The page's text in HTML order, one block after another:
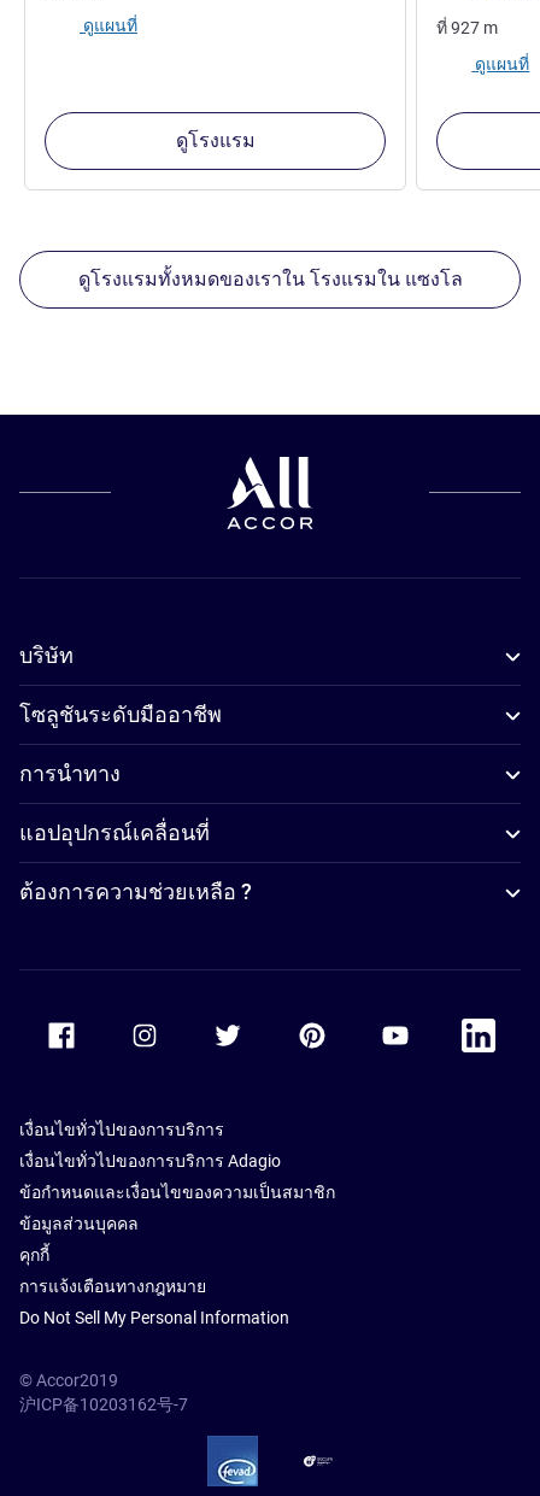
ดูแผนที่
ดูโรงแรม
ที่927 m
ดูแผนที่
ดูโรงแรมทั้งหมดของเราใน โรงแรมใน แซงโล
บริษัท
โซลูชันระดับมืออาชีพ
การนำทาง
แอปอุปกรณ์เคลื่อนที่
ต้องการความช่วยเหลือ ?
Accor Youtube
Accor
เงื่อนไขทั่วไปของการบริการ
เงื่อนไขทั่วไปของการบริการ Adagio
ข้อกำหนดและเงื่อนไขของความเป็นสมาชิก
ข้อมูลส่วนบุคคล
คุกกี้
การแจ้งเตือนทางกฎหมาย
Do Not Sell My Personal Information
© Accor2019
沪ICP备10203162号-7